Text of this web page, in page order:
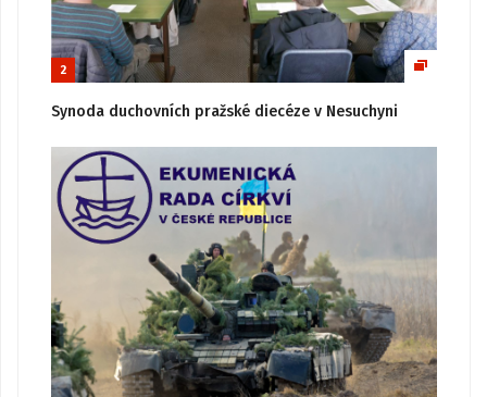
2
Synoda duchovních pražské diecéze v Nesuchyni